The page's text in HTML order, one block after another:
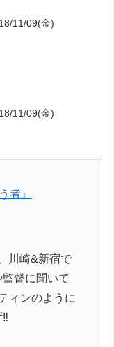
11/09(金)
11/09(金)
者』
川崎&新宿で
督に聞いて
ィンのように